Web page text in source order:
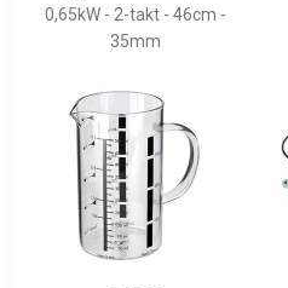
0,65kW - 2-takt - 46cm -
35mm